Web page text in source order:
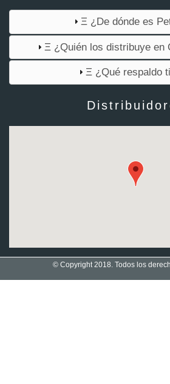
Ξ ¿De dónde es
Ξ ¿Quién los distribuye en
Ξ ¿Qué respaldo
© Copyright 2018. Todos los